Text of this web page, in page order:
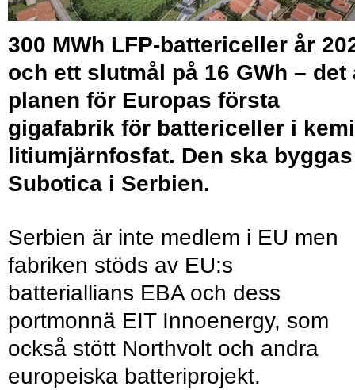
300 MWh LFP-battericeller år
och ett slutmål på 16 GWh – det
planen för Europas första
gigafabrik för battericeller i
litiumjärnfosfat. Den ska
Subotica i Serbien.
Serbien är inte medlem i EU men
fabriken stöds av EU:s
batteriallians EBA och dess
portmonnä EIT Innoenergy, som
också stött Northvolt och andra
europeiska batteriprojekt.